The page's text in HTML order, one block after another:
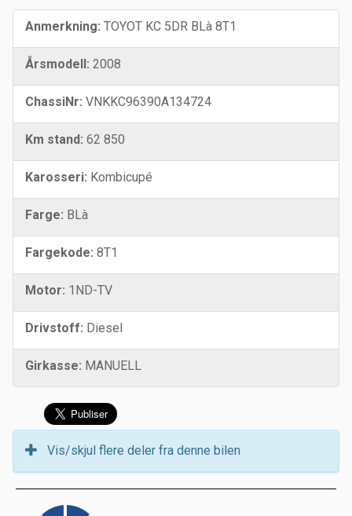
Anmerkning: TOYOT KC 5DR BLà 8T1
Årsmodell: 2008
ChassiNr: VNKKC96390A134724
Km stand: 62 850
Karosseri: Kombicupé
Farge: BLà
Fargekode: 8T1
Motor: 1ND-TV
Drivstoff: Diesel
Girkasse: MANUELL
Vis/skjul flere deler fra denne bilen